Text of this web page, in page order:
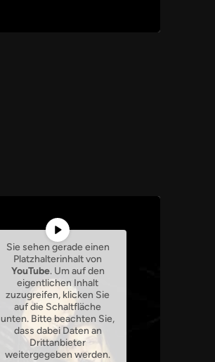
Sie sehen gerade einen
Platzhalterinhalt von
YouTube. Um auf den
eigentlichen Inhalt
zuzugreifen, klicken Sie
auf die Schaltfläche
unten. Bitte beachten Sie,
dass dabei Daten an
Drittanbieter
weitergegeben werden.